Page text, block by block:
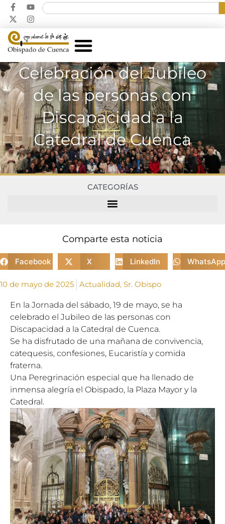
Celebración del Jubileo
de las personas con
Discapacidad a la
Catedral de Cuenca
CATEGORÍAS
Comparte esta noticia
Facebook X LinkedIn WhatsApp
10 de mayo de 2025 Actualidad, Sr. Obispo
En la Jornada del sábado, 19 de mayo, se ha
celebrado el Jubileo de las personas con
Discapacidad a la Catedral de Cuenca.
Se ha disfrutado de una mañana de convivencia,
catequesis, confesiones, Eucaristía y comida
fraterna.
Una Peregrinación especial que ha llenado de
inmensa alegría el Obispado, la Plaza Mayor y la
Catedral.